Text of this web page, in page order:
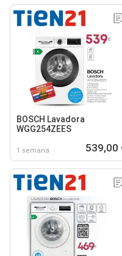
BOSCH Lavadora
WGG254ZEES
1 semana 539,00